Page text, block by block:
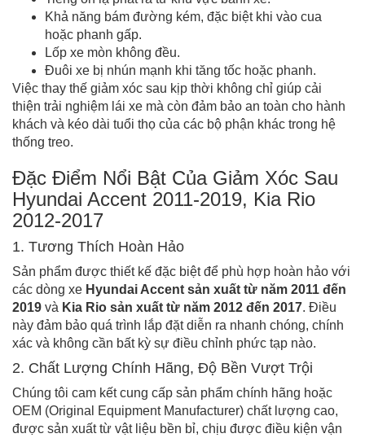
Khả năng bám đường kém, đặc biệt khi vào cua
hoặc phanh gấp.
Lốp xe mòn không đều.
Đuôi xe bị nhún mạnh khi tăng tốc hoặc phanh.
Việc thay thế giảm xóc sau kịp thời không chỉ giúp cải
thiện trải nghiệm lái xe mà còn đảm bảo an toàn cho hành
khách và kéo dài tuổi thọ của các bộ phận khác trong hệ
thống treo.
Đặc Điểm Nổi Bật Của Giảm Xóc Sau
Hyundai Accent 2011-2019, Kia Rio
2012-2017
1. Tương Thích Hoàn Hảo
Sản phẩm được thiết kế đặc biệt để phù hợp hoàn hảo với
các dòng xe Hyundai Accent sản xuất từ năm 2011 đến
2019 và Kia Rio sản xuất từ năm 2012 đến 2017. Điều
này đảm bảo quá trình lắp đặt diễn ra nhanh chóng, chính
xác và không cần bất kỳ sự điều chỉnh phức tạp nào.
2. Chất Lượng Chính Hãng, Độ Bền Vượt Trội
Chúng tôi cam kết cung cấp sản phẩm chính hãng hoặc
OEM (Original Equipment Manufacturer) chất lượng cao,
được sản xuất từ vật liệu bền bỉ, chịu được điều kiện vận